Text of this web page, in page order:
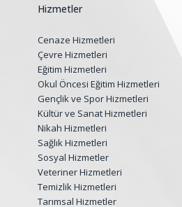
Hizmetler
Cenaze Hizmetleri
Çevre Hizmetleri
Eğitim Hizmetleri
Okul Öncesi Eğitim Hizmetleri
Gençlik ve Spor Hizmetleri
Kültür ve Sanat Hizmetleri
Nikah Hizmetleri
Sağlık Hizmetleri
Sosyal Hizmetler
Veteriner Hizmetleri
Temizlik Hizmetleri
Tarımsal Hizmetler